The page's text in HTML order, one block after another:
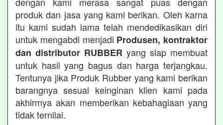
produk dan jasa yang kami berikan. Oleh karna
itu kami sudah lama telah mendedikasikan diri
untuk mengabdi menjadi Produsen, kontraktor
dan distributor RUBBER yang siap membuat
untuk hasil yang bagus dan harga terjangkau.
Tentunya jika Produk Rubber yang kami berikan
barangnya sesuai keinginan klien kami pada
akhirmya akan memberikan kebahagiaan yang
tidak ternilai.